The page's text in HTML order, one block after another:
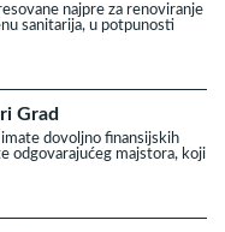
najpre za renoviranje
sanitarija, u potpunosti
Grad
dovoljno finansijskih
odgovarajućeg majstora, koji